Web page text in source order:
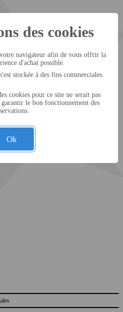
des cookies
navigateur afin de vous offrir la
d'achat possible.
stockée à des fins commerciales.
cookies pour ce site ne serait pas
le bon fonctionnement des
Ok